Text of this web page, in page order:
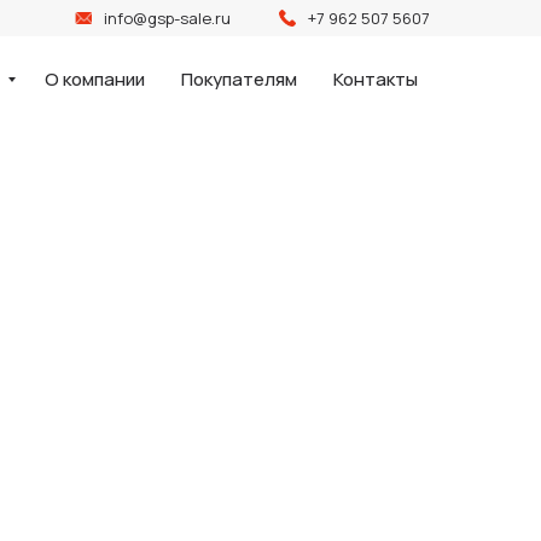
info@gsp-sale.ru +7 962 507 5607
О компании Покупателям Контакты